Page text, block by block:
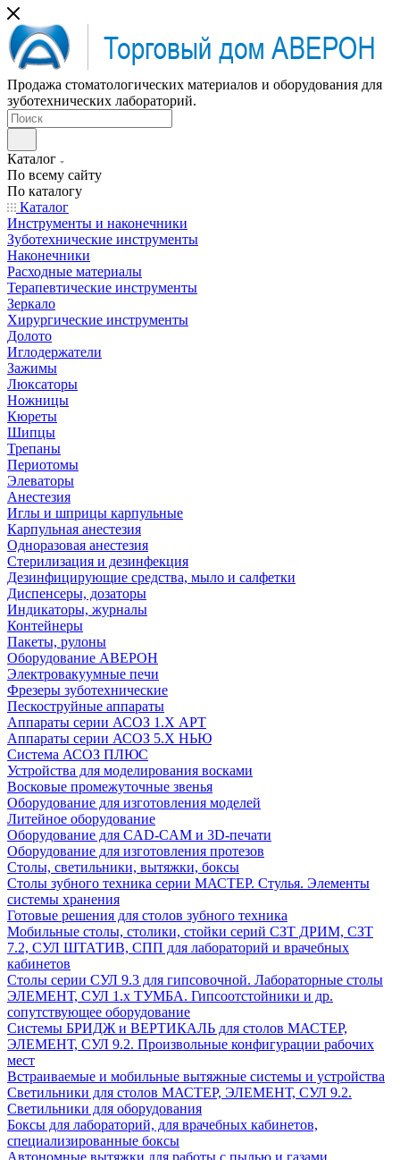
Продажа стоматологических материалов и оборудования для
зуботехнических лабораторий.
Каталог
По всему сайту
По каталогу
Каталог
Инструменты и наконечники
Зуботехнические инструменты
Наконечники
Расходные материалы
Терапевтические инструменты
Зеркало
Хирургические инструменты
Долото
Иглодержатели
Зажимы
Люксаторы
Ножницы
Кюреты
Шипцы
Трепаны
Периотомы
Элеваторы
Анестезия
Иглы и шприцы карпульные
Карпульная анестезия
Одноразовая анестезия
Стерилизация и дезинфекция
Дезинфицирующие средства, мыло и салфетки
Диспенсеры, дозаторы
Индикаторы, журналы
Контейнеры
Пакеты, рулоны
Оборудование АВЕРОН
Электровакуумные печи
Фрезеры зуботехнические
Пескоструйные аппараты
Аппараты серии АСОЗ 1.Х АРТ
Аппараты серии АСОЗ 5.Х НЬЮ
Система АСОЗ ПЛЮС
Устройства для моделирования восками
Восковые промежуточные звенья
Оборудование для изготовления моделей
Литейное оборудование
Оборудование для CAD-CAM и 3D-печати
Оборудование для изготовления протезов
Cтолы, светильники, вытяжки, боксы
Столы зубного техника серии МАСТЕР. Стулья. Элементы
системы хранения
Готовые решения для столов зубного техника
Мобильные столы, столики, стойки серий СЗТ ДРИМ, СЗТ
7.2, СУЛ ШТАТИВ, СПП для лабораторий и врачебных
кабинетов
Столы серии СУЛ 9.3 для гипсовочной. Лабораторные столы
ЭЛЕМЕНТ, СУЛ 1.х ТУМБА. Гипсоотстойники и др.
сопутствующее оборудование
Системы БРИДЖ и ВЕРТИКАЛЬ для столов МАСТЕР,
ЭЛЕМЕНТ, СУЛ 9.2. Произвольные конфигурации рабочих
мест
Встраиваемые и мобильные вытяжные системы и устройства
Светильники для столов МАСТЕР, ЭЛЕМЕНТ, СУЛ 9.2.
Светильники для оборудования
Боксы для лабораторий, для врачебных кабинетов,
специализированные боксы
Автономные вытяжки для работы с пылью и газами.